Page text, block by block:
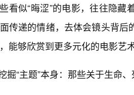
看似“晦涩”的电影，往往隐
传递的情绪，去体会镜头背
能够欣赏到更多元化的电影艺
掘“主题”本身：那些关于生命